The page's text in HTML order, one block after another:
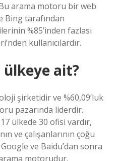
arama motoru bir web
Bing tarafından
%85’inden fazlası
kullanıcılardır.
ait?
şirketidir ve %60,09’luk
pazarında liderdir.
ülkede 30 ofisi vardır,
ve çalışanlarının çoğu
ve Baidu’dan sonra
motorudur.